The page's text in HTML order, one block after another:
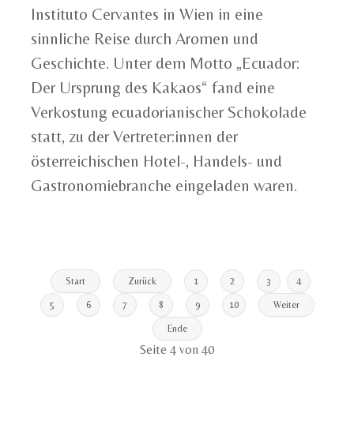
Instituto Cervantes in Wien in eine
sinnliche Reise durch Aromen und
Geschichte. Unter dem Motto „Ecuador:
Der Ursprung des Kakaos“ fand eine
Verkostung ecuadorianischer Schokolade
statt, zu der Vertreter:innen der
österreichischen Hotel-, Handels- und
Gastronomiebranche eingeladen waren.
Start Zurück 1 2 3 4
5 6 7 8 9 10 Weiter
Ende
Seite 4 von 40